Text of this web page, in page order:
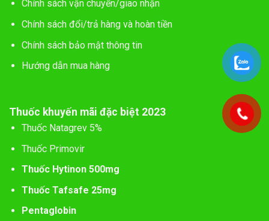
Chính sách vận chuyển/giao nhận
Chính sách đổi/trả hàng và hoàn tiền
Chính sách bảo mật thông tin
Hướng dẫn mua hàng
Thuốc khuyến mãi đặc biệt 2023
Thuốc Natagrev 5%
Thuốc Primovir
Thuốc Hytinon 500mg
Thuốc Tafsafe 25mg
Pentaglobin